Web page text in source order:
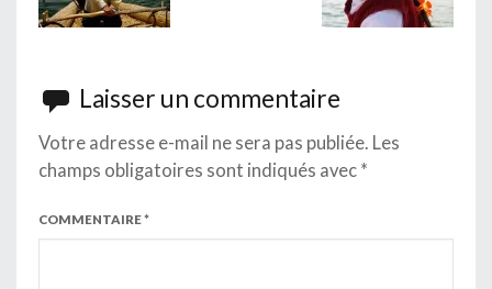
Laisser un commentaire
Votre adresse e-mail ne sera pas publiée. Les
champs obligatoires sont indiqués avec *
COMMENTAIRE*